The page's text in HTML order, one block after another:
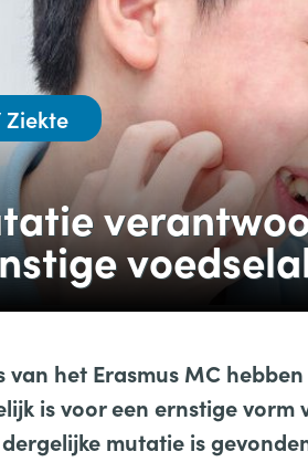
van het Erasmus MC
is voor een ernstige vorm
mutatie is